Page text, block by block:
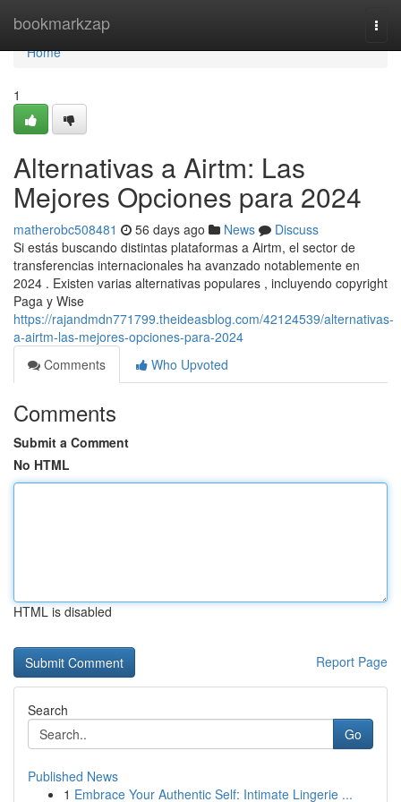
bookmarkzap
Home
Home
1
Alternativas a Airtm: Las
Mejores Opciones para 2024
matherobc508481 56 days ago News
Discuss
Si estás buscando distintas plataformas a Airtm, el sector de
transferencias internacionales ha avanzado notablemente en
2024 . Existen varias alternativas populares , incluyendo copyright
Paga y Wise
https://rajandmdn771799.theideasblog.com/42124539/alternativas-
a-airtm-las-mejores-opciones-para-2024
Comments
Who Upvoted
Comments
Submit a Comment
No HTML
HTML is disabled
Report Page
Search
Go
Published News
1 Embrace Your Authentic Self: Intimate Lingerie ...